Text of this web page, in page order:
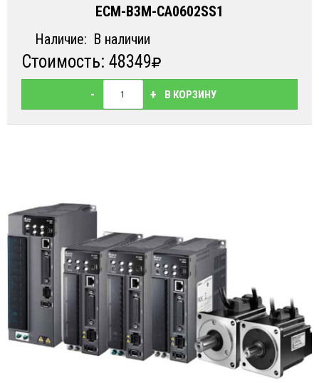
НОВОСТИ
ДОСТАВКА И ОПЛАТА
КОНТАКТЫ
ECM-B3М-CА0602SS1
Наличие: В наличии
Стоимость: 48349
- + В КОРЗИНУ